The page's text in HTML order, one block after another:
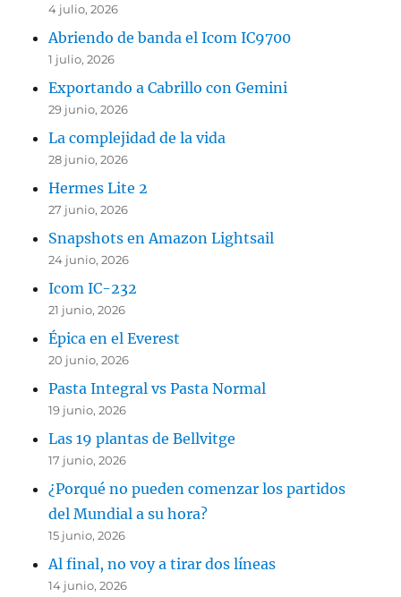
4 julio, 2026
Abriendo de banda el Icom IC9700
1 julio, 2026
Exportando a Cabrillo con Gemini
29 junio, 2026
La complejidad de la vida
28 junio, 2026
Hermes Lite 2
27 junio, 2026
Snapshots en Amazon Lightsail
24 junio, 2026
Icom IC-232
21 junio, 2026
Épica en el Everest
20 junio, 2026
Pasta Integral vs Pasta Normal
19 junio, 2026
Las 19 plantas de Bellvitge
17 junio, 2026
¿Porqué no pueden comenzar los partidos
del Mundial a su hora?
15 junio, 2026
Al final, no voy a tirar dos líneas
14 junio, 2026